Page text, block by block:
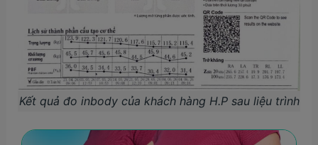
Kết quả đo inbody của khách hàng H.P sau liệu trình